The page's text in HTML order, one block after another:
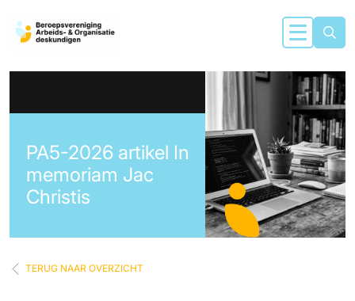
PA5-2026 artikel In
memoriam Jac
Christis
TERUG NAAR OVERZICHT